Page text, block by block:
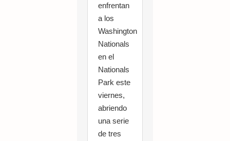
enfrentan
a los
Washington
Nationals
en el
Nationals
Park este
viernes,
abriendo
una serie
de tres